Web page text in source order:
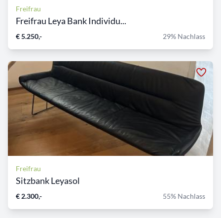
Freifrau
Freifrau Leya Bank Individu...
€ 5.250,- 29% Nachlass
Freifrau
Sitzbank Leyasol
€ 2.300,- 55% Nachlass